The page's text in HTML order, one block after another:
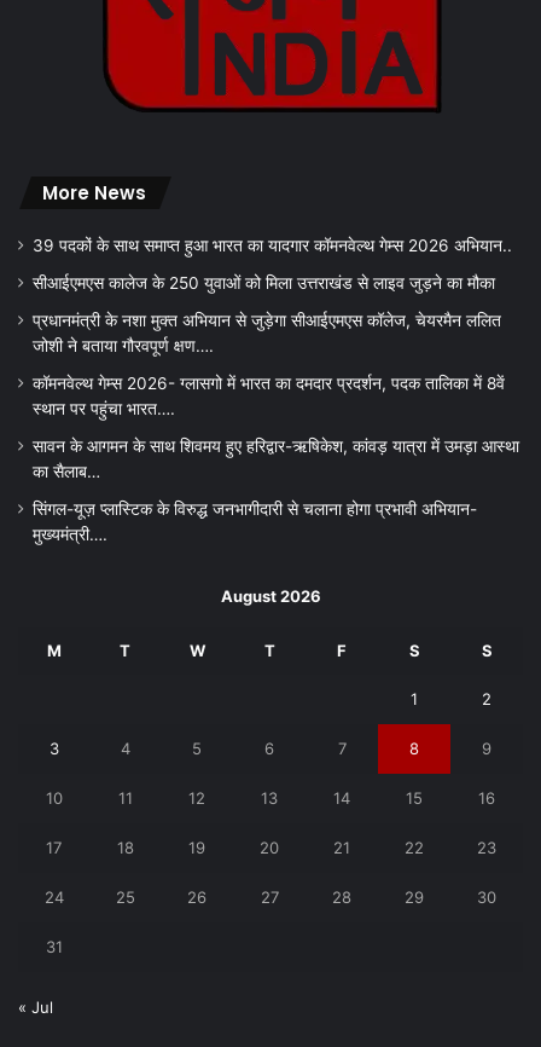
More News
39 पदकों के साथ समाप्त हुआ भारत का यादगार कॉमनवेल्थ गेम्स 2026 अभियान..
सीआईएमएस कालेज के 250 युवाओं को मिला उत्तराखंड से लाइव जुड़ने का मौका
प्रधानमंत्री के नशा मुक्त अभियान से जुड़ेगा सीआईएमएस कॉलेज, चेयरमैन ललित
जोशी ने बताया गौरवपूर्ण क्षण….
कॉमनवेल्थ गेम्स 2026- ग्लासगो में भारत का दमदार प्रदर्शन, पदक तालिका में 8वें
स्थान पर पहुंचा भारत….
सावन के आगमन के साथ शिवमय हुए हरिद्वार-ऋषिकेश, कांवड़ यात्रा में उमड़ा आस्था
का सैलाब…
सिंगल-यूज़ प्लास्टिक के विरुद्ध जनभागीदारी से चलाना होगा प्रभावी अभियान-
मुख्यमंत्री….
August 2026
M T W T F S S
1 2
3 4 5 6 7 8 9
10 11 12 13 14 15 16
17 18 19 20 21 22 23
24 25 26 27 28 29 30
31
« Jul